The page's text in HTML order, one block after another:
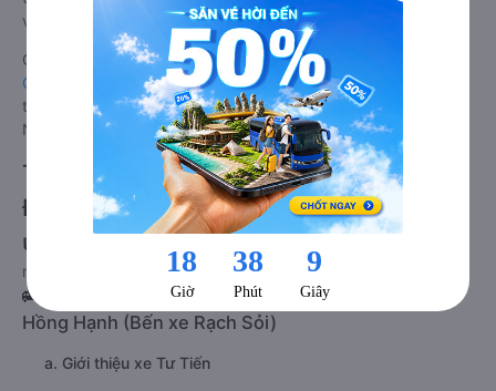
về Nhơn Trạch - Đồng Nai từ Kiên Giang.
Giá vé
xe giường nằm đôi đi Nhơn Trạch - Đồng Nai từ Kiên
Giang
rẻ nhất là 400000VND của hãng xe Thanh Phong. Tùy
thuộc vào chương trình khuyến mãi, giá vé Xe Kiên Giang đi
Nhơn Trạch - Đồng Nai giường nằm đôi này có thể sẽ rẻ hơn.
Tư vấn TOP 2 xe khách đi Nhơn Trạch -
Đồng Nai từ Kiên Giang chất lượng cao,
uy tín, giá rẻ nhất 08/2026
null
🚌 1. Xe Tư Tiến khởi hành tại 168, Đường Mai Thị
Hồng Hạnh (Bến xe Rạch Sỏi)
a. Giới thiệu xe Tư Tiến